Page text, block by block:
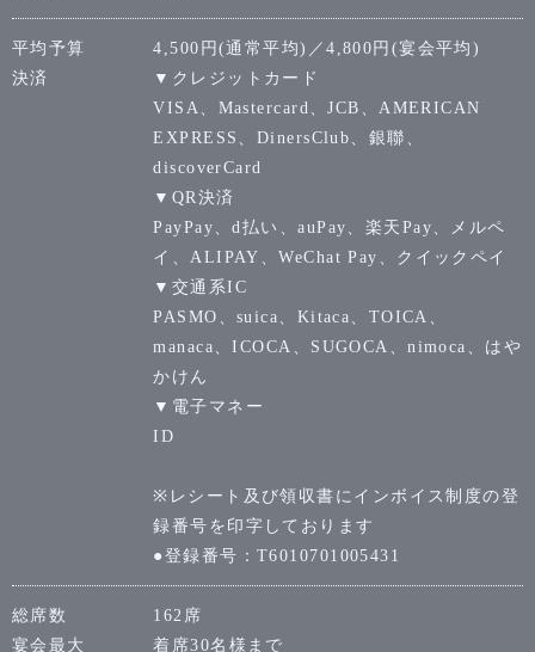
平均予算
4,500円(通常平均)／4,800円(宴会平均)
決済
▼クレジットカード
VISA、Mastercard、JCB、AMERICAN
EXPRESS、DinersClub、銀聯、
discoverCard
▼QR決済
PayPay、d払い、auPay、楽天Pay、メルペ
イ、ALIPAY、WeChat Pay、クイックペイ
▼交通系IC
PASMO、suica、Kitaca、TOICA、
manaca、ICOCA、SUGOCA、nimoca、はや
かけん
▼電子マネー
ID
※レシート及び領収書にインボイス制度の登
録番号を印字しております
●登録番号：T6010701005431
総席数
162席
宴会最大
着席30名様まで